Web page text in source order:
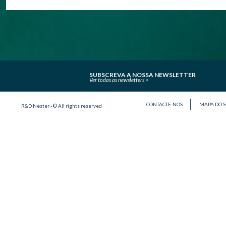
SUBSCREVA A NOSSA NEWSLETTER
Ver todas as newsletters
R&D Nester - © All rights reserved CONTACTE-NOS MAPA DO